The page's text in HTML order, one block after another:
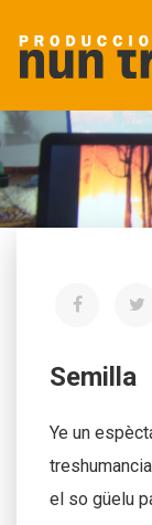
Semilla
Ye un
el so güelu